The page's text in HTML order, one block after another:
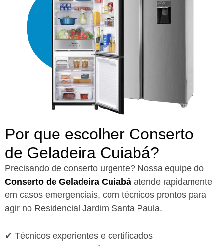
Por que escolher Conserto
de Geladeira Cuiabá?​
Precisando de conserto urgente? Nossa equipe do
Conserto de Geladeira Cuiabá atende rapidamente
em casos emergenciais, com técnicos prontos para
agir no Residencial Jardim Santa Paula.
✔ Técnicos experientes e certificados